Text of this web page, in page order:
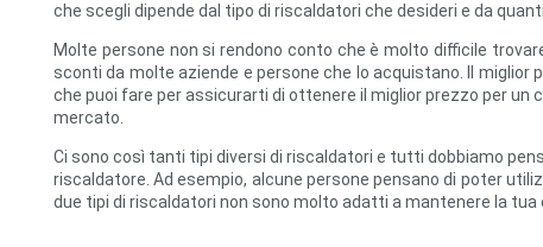
che scegli dipende dal tipo di riscaldatori che desideri e da
Molte persone non si rendono conto che è molto difficile
sconti da molte aziende e persone che lo acquistano. Il
che puoi fare per assicurarti di ottenere il miglior prezzo per
mercato.
Ci sono così tanti tipi diversi di riscaldatori e tutti dobbiamo
riscaldatore. Ad esempio, alcune persone pensano di poter
due tipi di riscaldatori non sono molto adatti a mantenere la